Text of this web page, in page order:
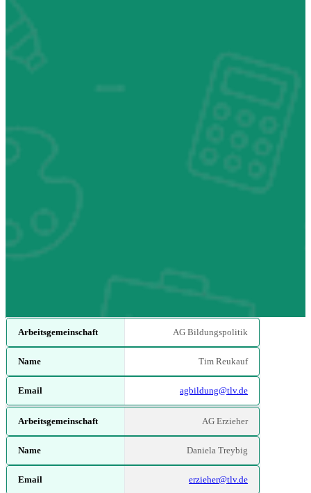
Arbeitsgemeinschaft Email
AG Bildungspolitik
Tim Reukauf
agbildung@tlv.de
AG Erzieher
Daniela Treybig
erzieher@tlv.de